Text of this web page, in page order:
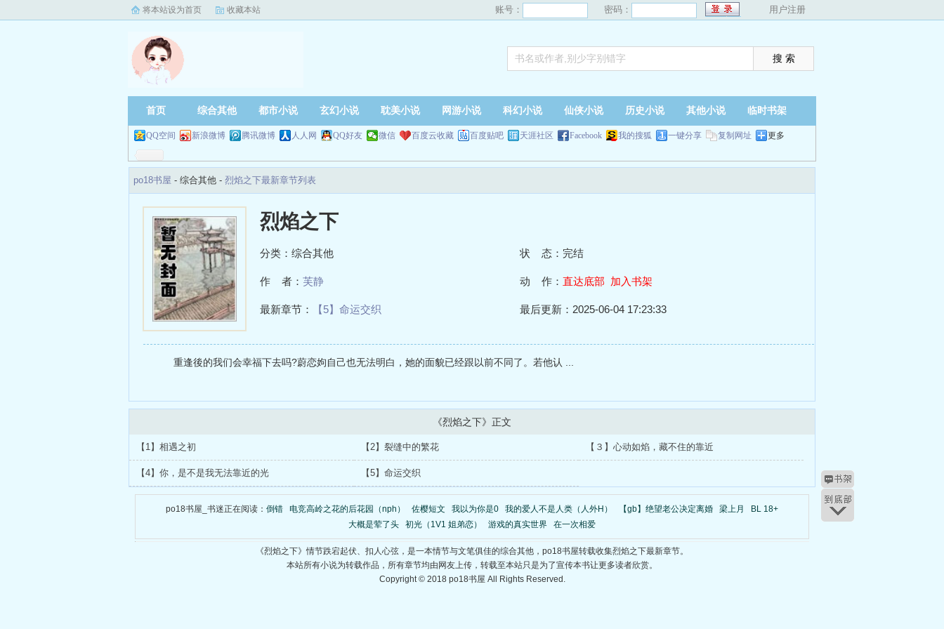
将本站设为首页 收藏本站 账号： 密码： 用户注册
首页 综合其他 都市小说 玄幻小说 耽美小说 网游小说 科幻小说 仙侠小说 历史小说 其他小说 临时书架
QQ空间 新浪微博 腾讯微博 人人网 QQ好友 微信 百度云收藏 百度贴吧 天涯社区 Facebook 我的搜狐 一键分享 复制网址 更多
po18书屋 - 综合其他 - 烈焰之下最新章节列表
烈焰之下
分类：综合其他 状 态：完结
作 者： 芙静 动 作： 直达底部 加入书架
最新章节： 【5】命运交织 最后更新：2025-06-04 17:23:33
重逢後的我们会幸福下去吗?蔚恋姁自己也无法明白，她的面貌已经跟以前不同了。若他认 ...
《烈焰之下》正文
【1】相遇之初 【2】裂缝中的繁花 【３】心动如焰，藏不住的靠近
【4】你，是不是我无法靠近的光 【5】命运交织
po18书屋_书迷正在阅读： 倒错 电竞高岭之花的后花园（nph） 佐樱短文 我以为你是0 我的爱人不是人类（人外H） 【gb】绝望老公决定离婚 梁上月
BL 18+
大概是荤了头
初光（1V1 姐弟恋） 游戏的真实世界 在一次相爱
《烈焰之下》情节跌宕起伏、扣人心弦，是一本情节与文笔俱佳的综合其他，po18书屋转载收集烈焰之下最新章节。
本站所有小说为转载作品，所有章节均由网友上传，转载至本站只是为了宣传本书让更多读者欣赏。
Copyright © 2018 po18书屋 All Rights Reserved.